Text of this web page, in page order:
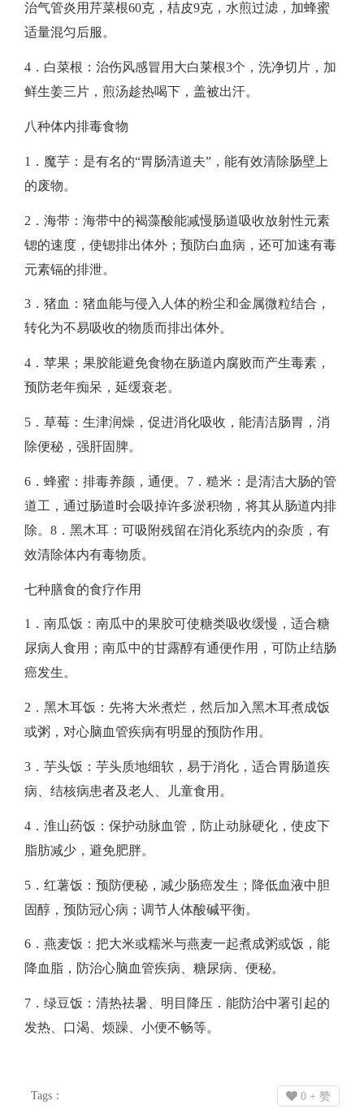
治气管炎用芹菜根60克，桔皮9克，水煎过滤，加蜂蜜
适量混匀后服。
​4．白菜根：治伤风感冒用大白莱根3个，洗净切片，加
鲜生姜三片，煎汤趁热喝下，盖被出汗。
​​八种体内排毒食物
​1．魔芋：是有名的“胃肠清道夫”，能有效清除肠壁上
的废物。​
2．海带：海带中的褐藻酸能减慢肠道吸收放射性元素
锶的速度，使锶排出体外；预防白血病，还可加速有毒
元素镉的排泄。
​3．猪血：猪血能与侵入人体的粉尘和金属微粒结合，
转化为不易吸收的物质而排出体外。​
4．苹果；果胶能避免食物在肠道内腐败而产生毒素，
预防老年痴呆，延缓衰老。​
5．草莓：生津润燥，促进消化吸收，能清洁肠胃，消
除便秘，强肝固脾。
​6．蜂蜜：排毒养颜，通便。​7．糙米：是清洁大肠的管
道工，通过肠道时会吸掉许多淤积物，将其从肠道内排
除。​8．黑木耳：可吸附残留在消化系统内的杂质，有
效清除体内有毒物质。
​​七种膳食的食疗作用​
1．南瓜饭：南瓜中的果胶可使糖类吸收缓慢，适合糖
尿病人食用；南瓜中的甘露醇有通便作用，可防止结肠
癌发生。​
2．黑木耳饭：先将大米煮烂，然后加入黑木耳煮成饭
或粥，对心脑血管疾病有明显的预防作用。​
3．芋头饭：芋头质地细软，易于消化，适合胃肠道疾
病、结核病患者及老人、儿童食用。​
4．淮山药饭：保护动脉血管，防止动脉硬化，使皮下
脂肪减少，避免肥胖。​
5．红薯饭：预防便秘，减少肠癌发生；降低血液中胆
固醇，预防冠心病；调节人体酸碱平衡。​
6．燕麦饭：把大米或糯米与燕麦一起煮成粥或饭，能
降血脂，防治心脑血管疾病、糖尿病、便秘。​
7．绿豆饭：清热祛暑、明目降压．能防治中署引起的
发热、口渴、烦躁、小便不畅等。​​
Tags： 0 + 赞